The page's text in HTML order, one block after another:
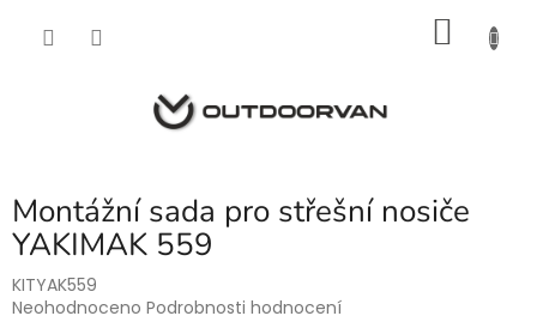
Montážní sada pro střešní nosiče
YAKIMAK 559
KITYAK559
Průměrné
Neohodnoceno Podrobnosti hodnocení